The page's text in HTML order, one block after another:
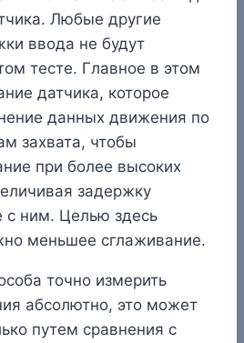
Любые другие
ввода не будут
тесте. Главное в этом
датчика, которое
данных движения по
захвата, чтобы
при более высоких
задержку
с ним. Целью здесь
меньшее сглаживание.
точно измерить
абсолютно, это может
путем сравнения с